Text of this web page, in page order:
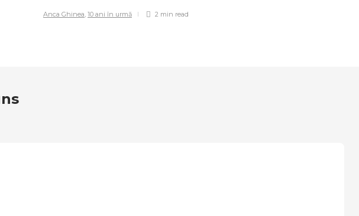
Anca Ghinea, 10 ani în urmă 2 min read